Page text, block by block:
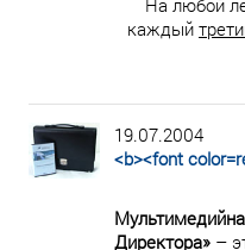
На любой
каждый
19.07.2004
<b><font
Директора» –